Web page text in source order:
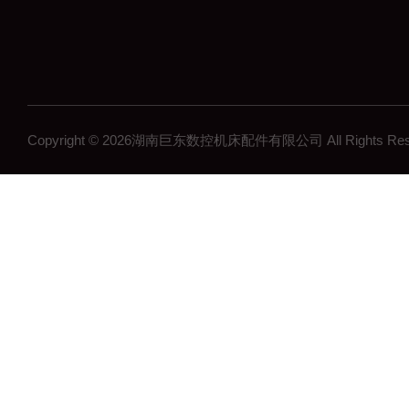
Copyright © 2026湖南巨东数控机床配件有限公司 All Rights